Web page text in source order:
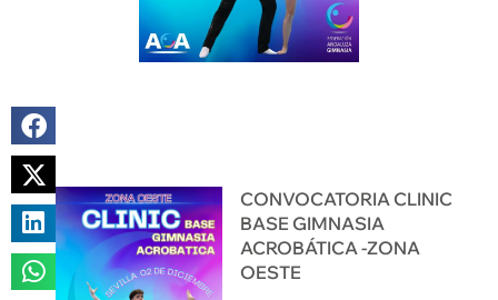
CONVOCATORIA CLINIC
BASE GIMNASIA
ACROBÁTICA -ZONA
OESTE